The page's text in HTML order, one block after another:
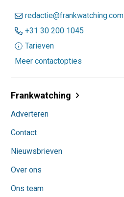
redactie@frankwatching.com
+31 30 200 1045
Tarieven
Meer contactopties
Frankwatching
Adverteren
Contact
Nieuwsbrieven
Over ons
Ons team